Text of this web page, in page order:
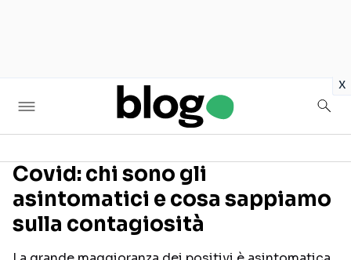
x
Seguici sui social
Covid: chi sono gli
asintomatici e cosa sappiamo
sulla contagiosità